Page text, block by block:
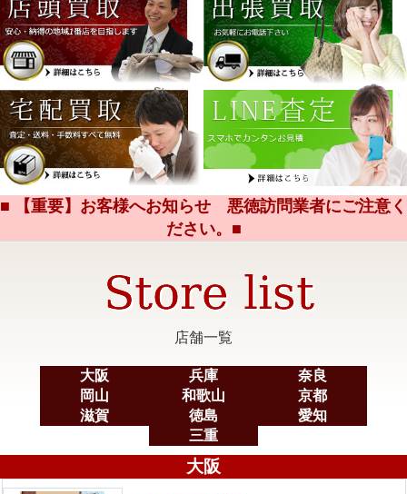
■ 【重要】お客様へお知らせ 悪徳訪問業者にご注意く
ださい。■
店舗一覧
大阪 兵庫
奈良
岡山
和歌山
京都
滋賀
徳島
愛知
三重
大阪